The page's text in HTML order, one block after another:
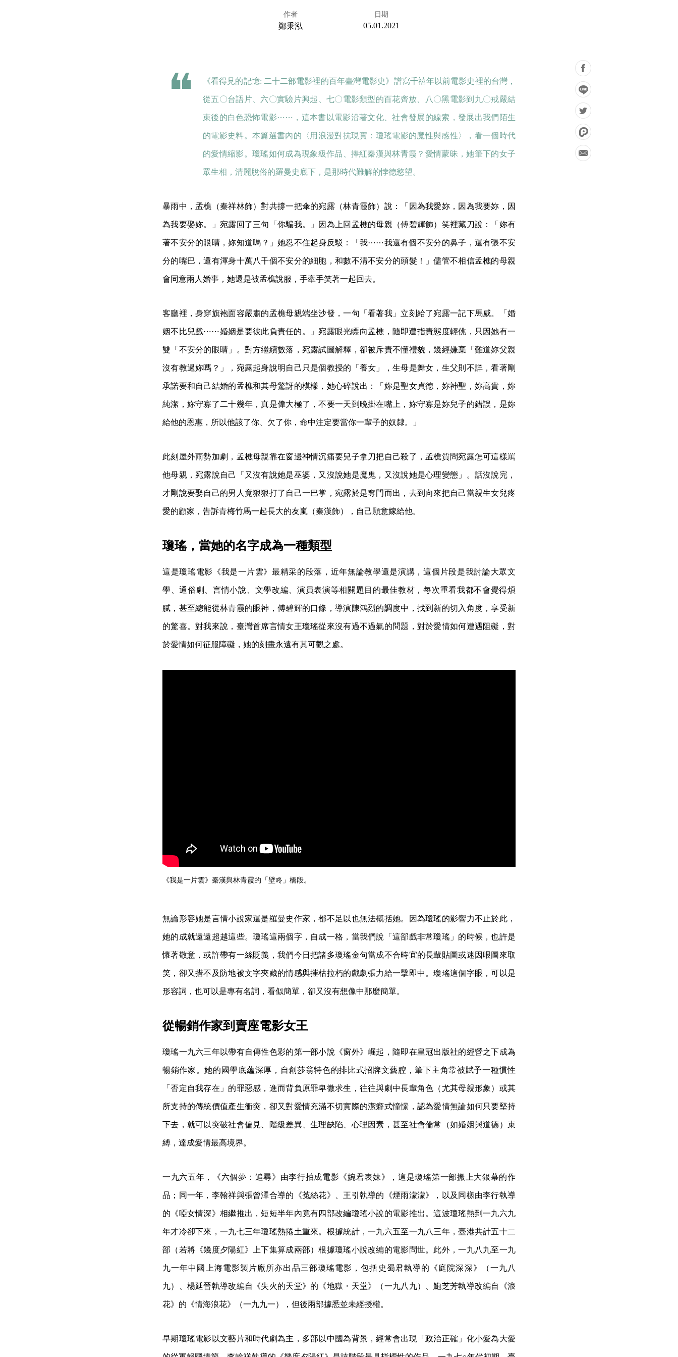
作者
鄭秉泓
日期
05.01.2021
《看得見的記憶: 二十二部電影裡的百年臺灣電影史》譜寫千禧年以前電影史裡的台灣，
從五〇台語片、六〇實驗片興起、七〇電影類型的百花齊放、八〇黑電影到九〇戒嚴結
束後的白色恐怖電影⋯⋯，這本書以電影沿著文化、社會發展的線索，發展出我們陌生
的電影史料。本篇選書內的〈用浪漫對抗現實：瓊瑤電影的魔性與感性〉，看一個時代
的愛情縮影。瓊瑤如何成為現象級作品、捧紅秦漢與林青霞？愛情蒙昧，她筆下的女子
眾生相，清麗脫俗的羅曼史底下，是那時代難解的悖德慾望。
暴雨中，孟樵（秦祥林飾）對共撐一把傘的宛露（林青霞飾）說：「因為我愛妳，因為我要妳，因
為我要娶妳。」宛露回了三句「你騙我。」因為上回孟樵的母親（傅碧輝飾）笑裡藏刀說：「妳有
著不安分的眼睛，妳知道嗎？」她忍不住起身反駁：「我⋯⋯我還有個不安分的鼻子，還有張不安
分的嘴巴，還有渾身十萬八千個不安分的細胞，和數不清不安分的頭髮！」儘管不相信孟樵的母親
會同意兩人婚事，她還是被孟樵說服，手牽手笑著一起回去。
客廳裡，身穿旗袍面容嚴肅的孟樵母親端坐沙發，一句「看著我」立刻給了宛露一記下馬威。「婚
姻不比兒戲⋯⋯婚姻是要彼此負責任的。」宛露眼光瞟向孟樵，隨即遭指責態度輕佻，只因她有一
雙「不安分的眼睛」。對方繼續數落，宛露試圖解釋，卻被斥責不懂禮貌，幾經嫌棄「難道妳父親
沒有教過妳嗎？」，宛露起身說明自己只是個教授的「養女」，生母是舞女，生父則不詳，看著剛
承諾要和自己結婚的孟樵和其母驚訝的模樣，她心碎說出：「妳是聖女貞德，妳神聖，妳高貴，妳
純潔，妳守寡了二十幾年，真是偉大極了，不要一天到晚掛在嘴上，妳守寡是妳兒子的錯誤，是妳
給他的恩惠，所以他該了你、欠了你，命中注定要當你一輩子的奴隸。」
此刻屋外雨勢加劇，孟樵母親靠在窗邊神情沉痛要兒子拿刀把自己殺了，孟樵質問宛露怎可這樣罵
他母親，宛露說自己「又沒有說她是巫婆，又沒說她是魔鬼，又沒說她是心理變態」。話沒說完，
才剛說要娶自己的男人竟狠狠打了自己一巴掌，宛露於是奪門而出，去到向來把自己當親生女兒疼
愛的顧家，告訴青梅竹馬一起長大的友嵐（秦漢飾），自己願意嫁給他。
瓊瑤，當她的名字成為一種類型
這是瓊瑤電影《我是一片雲》最精采的段落，近年無論教學還是演講，這個片段是我討論大眾文
學、通俗劇、言情小說、文學改編、演員表演等相關題目的最佳教材，每次重看我都不會覺得煩
膩，甚至總能從林青霞的眼神，傅碧輝的口條，導演陳鴻烈的調度中，找到新的切入角度，享受新
的驚喜。對我來說，臺灣首席言情女王瓊瑤從來沒有過不過氣的問題，對於愛情如何遭遇阻礙，對
於愛情如何征服障礙，她的刻畫永遠有其可觀之處。
《我是一片雲》秦漢與林青霞的「壁咚」橋段。
無論形容她是言情小說家還是羅曼史作家，都不足以也無法概括她。因為瓊瑤的影響力不止於此，
她的成就遠遠超越這些。瓊瑤這兩個字，自成一格，當我們說「這部戲非常瓊瑤」的時候，也許是
懷著敬意，或許帶有一絲貶義，我們今日把諸多瓊瑤金句當成不合時宜的長輩貼圖或迷因哏圖來取
笑，卻又措不及防地被文字夾藏的情感與摧枯拉朽的戲劇張力給一擊即中。瓊瑤這個字眼，可以是
形容詞，也可以是專有名詞，看似簡單，卻又沒有想像中那麼簡單。
從暢銷作家到賣座電影女王
瓊瑤一九六三年以帶有自傳性色彩的第一部小說《窗外》崛起，隨即在皇冠出版社的經營之下成為
暢銷作家。她的國學底蘊深厚，自創莎翁特色的排比式招牌文藝腔，筆下主角常被賦予一種慣性
「否定自我存在」的罪惡感，進而背負原罪卑微求生，往往與劇中長輩角色（尤其母親形象）或其
所支持的傳統價值產生衝突，卻又對愛情充滿不切實際的潔癖式憧憬，認為愛情無論如何只要堅持
下去，就可以突破社會偏見、階級差異、生理缺陷、心理因素，甚至社會倫常（如婚姻與道德）束
縛，達成愛情最高境界。
一九六五年，《六個夢：追尋》由李行拍成電影《婉君表妹》，這是瓊瑤第一部搬上大銀幕的作
品；同一年，李翰祥與張曾澤合導的《菟絲花》、王引執導的《煙雨濛濛》，以及同樣由李行執導
的《啞女情深》相繼推出，短短半年內竟有四部改編瓊瑤小說的電影推出。這波瓊瑤熱到一九六九
年才冷卻下來，一九七三年瓊瑤熱捲土重來。根據統計，一九六五至一九八三年，臺港共計五十二
部（若將《幾度夕陽紅》上下集算成兩部）根據瓊瑤小說改編的電影問世。此外，一九八九至一九
九一年中國上海電影製片廠所亦出品三部瓊瑤電影，包括史蜀君執導的《庭院深深》（一九八
九）、楊延晉執導改編自《失火的天堂》的《地獄・天堂》（一九八九）、鮑芝芳執導改編自《浪
花》的《情海浪花》（一九九一），但後兩部據悉並未經授權。
早期瓊瑤電影以文藝片和時代劇為主，多部以中國為背景，經常會出現「政治正確」化小愛為大愛